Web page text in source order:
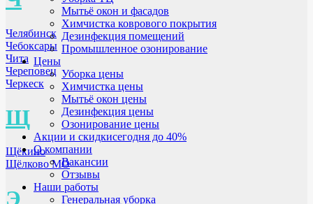
Челябинск
Чебоксары
Чита
Череповец
Черкеск
Щ
Щёкино
Щёлково МО
Э
Мытьё окон и фасадов
Химчистка коврового покрытия
Дезинфекция помещений
Промышленное озонирование
Цены
Уборка цены
Химчистка цены
Мытьё окон цены
Дезинфекция цены
Озонирование цены
Акции и скидкисегодня до 40%
О компании
Вакансии
Отзывы
Наши работы
Генеральная уборка